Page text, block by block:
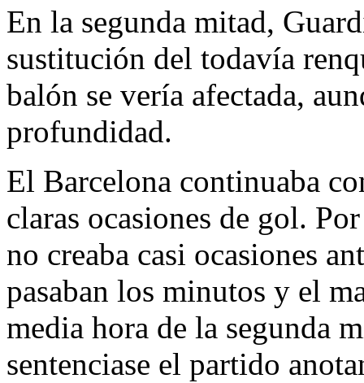
En la segunda mitad,
sustitución del todavía
balón se vería afectada,
profundidad.
El Barcelona continuaba
claras ocasiones de gol.
no creaba casi ocasiones
pasaban los minutos y el
media hora de la segunda
sentenciase el partido